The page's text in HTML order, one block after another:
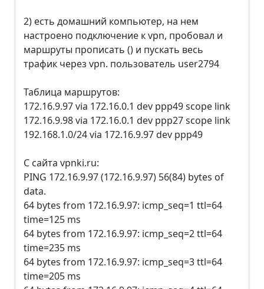
2) есть домашний компьютер, на нем
настроено подключение к vpn, пробовал и
маршруты прописать () и пускать весь
трафик через vpn. пользователь user2794
Таблица маршрутов:
172.16.9.97 via 172.16.0.1 dev ppp49 scope link
172.16.9.98 via 172.16.0.1 dev ppp27 scope link
192.168.1.0/24 via 172.16.9.97 dev ppp49
С сайта vpnki.ru:
PING 172.16.9.97 (172.16.9.97) 56(84) bytes of
data.
64 bytes from 172.16.9.97: icmp_seq=1 ttl=64
time=125 ms
64 bytes from 172.16.9.97: icmp_seq=2 ttl=64
time=235 ms
64 bytes from 172.16.9.97: icmp_seq=3 ttl=64
time=205 ms